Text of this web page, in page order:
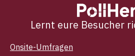
Lernt eure Besucher
Onsite-Umfragen